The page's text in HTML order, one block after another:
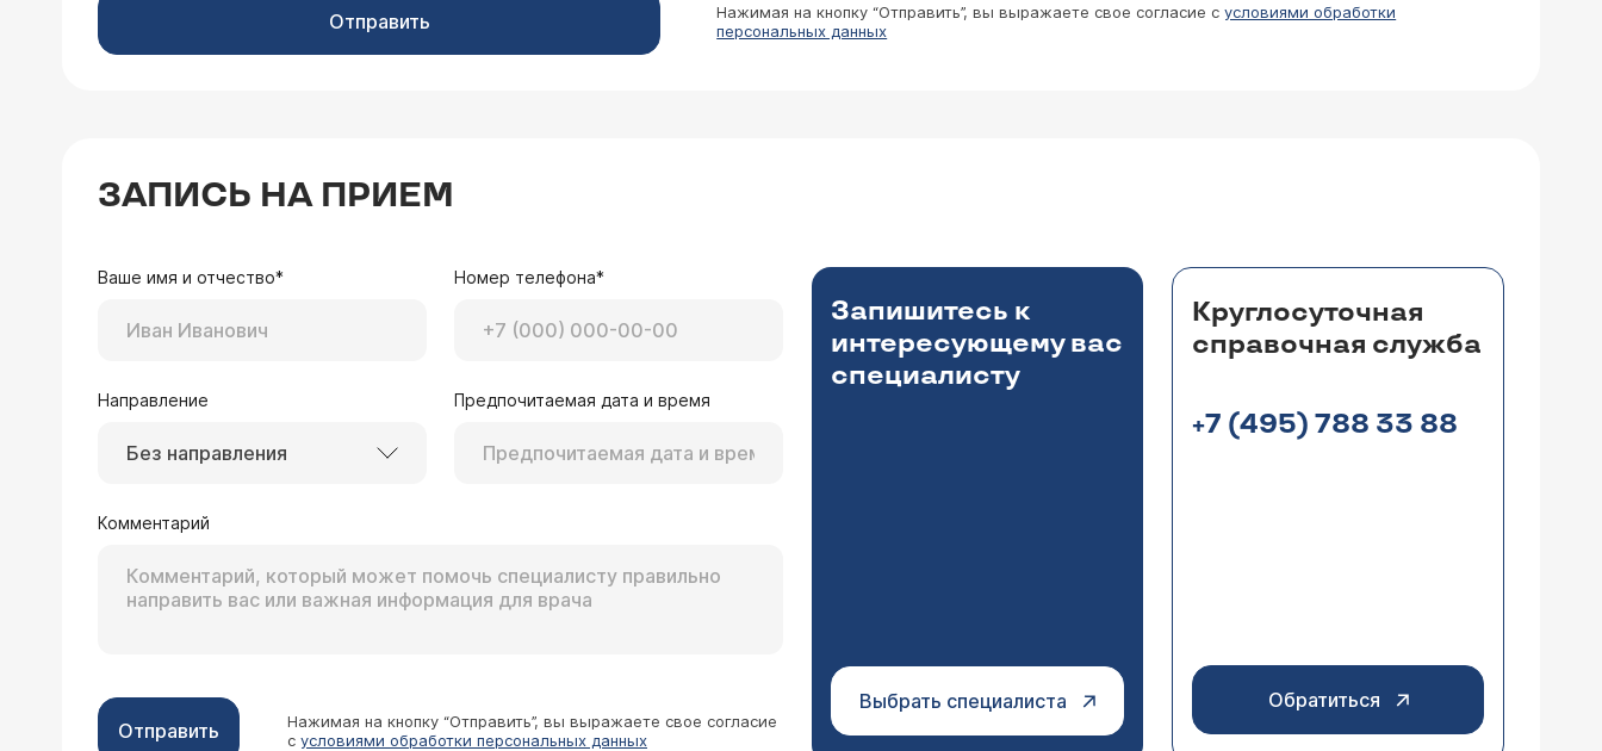
Отправить Нажимая на кнопку “Отправить”, вы выражаете свое согласие сусловиями обработки
персональных данных
ЗАПИСЬ НА ПРИЕМ
Ваше имя и отчество* Номер телефона*
Направление
Без направления
Предпочитаемая дата и время
Комментарий
Отправить
Нажимая на кнопку “Отправить”, вы выражаете свое согласие
с условиями обработки персональных данных
Запишитесь к
интересующему вас
специалисту
Выбрать специалиста
Круглосуточная
справочная служба
+7 (495) 788 33 88
Обратиться